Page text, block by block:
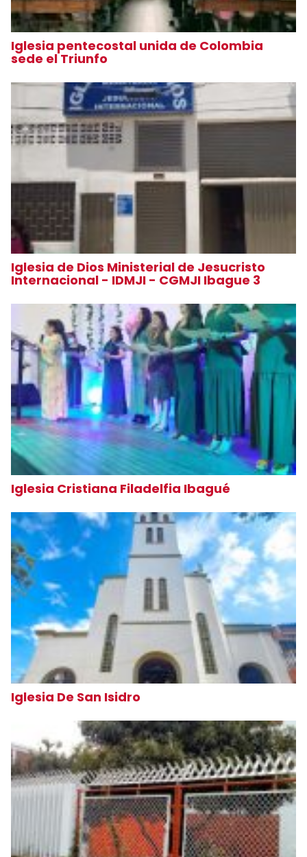
Iglesia pentecostal unida de Colombia
sede el Triunfo
Iglesia de Dios Ministerial de Jesucristo
Internacional - IDMJI - CGMJI Ibague 3
Iglesia Cristiana Filadelfia Ibagué
Iglesia De San Isidro